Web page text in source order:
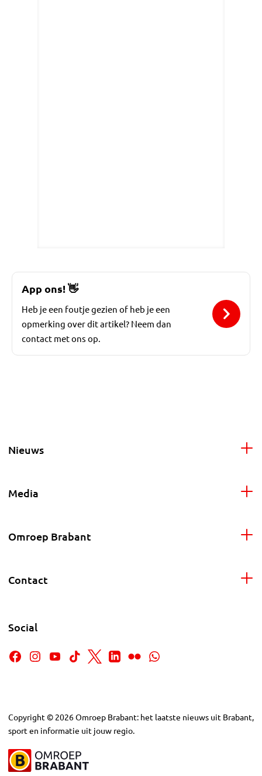
App ons!👋
Heb je een foutje gezien of heb je een
opmerking over dit artikel? Neem dan
contact met ons op.
Nieuws
Media
Omroep Brabant
Contact
Social
Copyright © 2026Omroep Brabant: het laatste nieuws uit Brabant,
sport en informatie uit jouw regio.